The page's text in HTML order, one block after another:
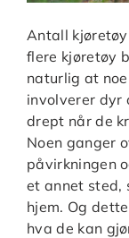
Antall
flere kjøretøy
naturlig at
involverer dyr
drept når de
Noen ganger
påvirkningen
et annet sted,
hjem. Og
hva de kan